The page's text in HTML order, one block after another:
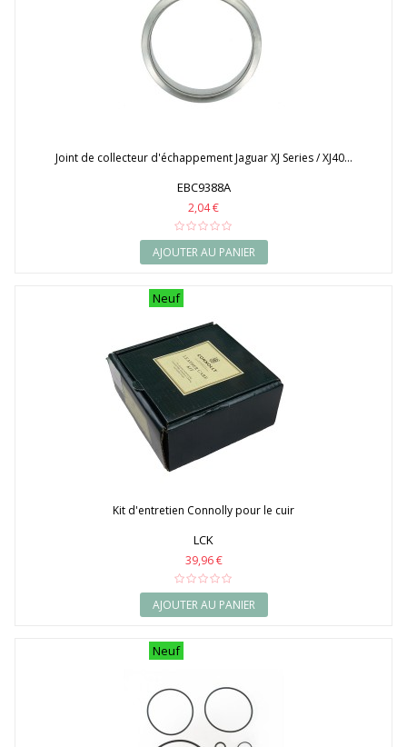
Joint de collecteur d'échappement Jaguar XJ Series / XJ40...
EBC9388A
2,04 €
AJOUTER AU PANIER
Neuf
Kit d'entretien Connolly pour le cuir
LCK
39,96 €
AJOUTER AU PANIER
Neuf